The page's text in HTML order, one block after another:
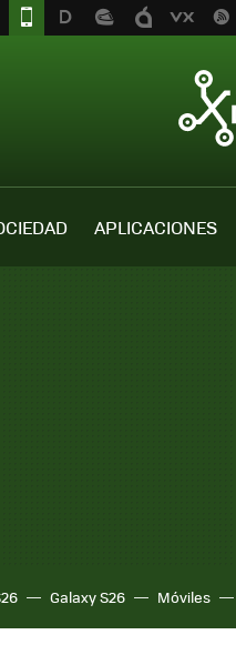
APLICACIONES
Galaxy S26 Móviles